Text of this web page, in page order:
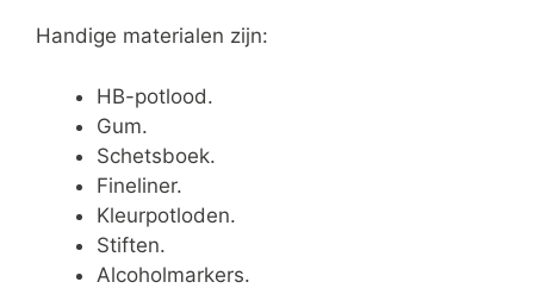
Handige materialen zijn:
HB-potlood.
Gum.
Schetsboek.
Fineliner.
Kleurpotloden.
Stiften.
Alcoholmarkers.